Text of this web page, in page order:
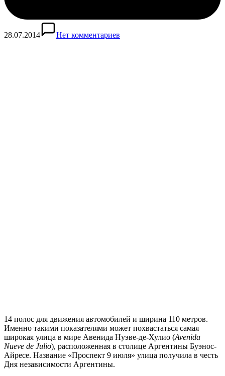
28.07.2014 Нет комментариев
14 полос для движения автомобилей и ширина 110 метров.
Именно такими показателями может похвастаться самая
широкая улица в мире Авенида Нуэве-де-Хулио (Avenida
Nueve de Julio), расположенная в столице Аргентины Буэнос-
Айресе. Название «Проспект 9 июля» улица получила в честь
Дня независимости Аргентины.